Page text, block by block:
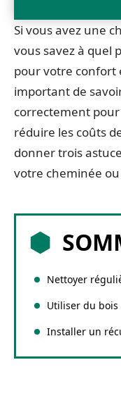
Si vous avez une
vous savez à quel
pour votre confort
important de
correctement
réduire les coûts
donner trois
votre cheminée
Nettoyer
Utiliser du bois
Installer un